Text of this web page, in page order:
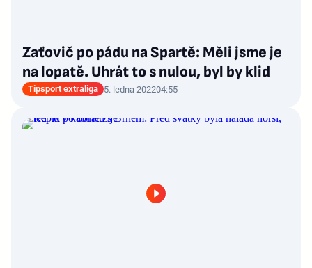
Zaťovič po pádu na Spartě: Měli jsme je
na lopatě. Uhrát to s nulou, byl by klid
Tipsport extraliga 5. ledna 202204:55